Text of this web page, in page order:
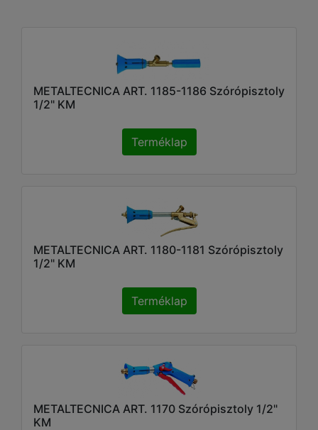
METALTECNICA ART. 1185-1186 Szórópisztoly
1/2" KM
Terméklap
METALTECNICA ART. 1180-1181 Szórópisztoly
1/2" KM
Terméklap
METALTECNICA ART. 1170 Szórópisztoly 1/2"
KM